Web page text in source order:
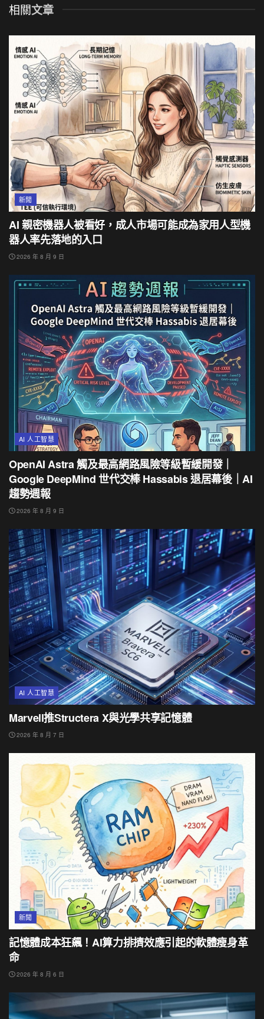
相關文章
新聞
AI 親密機器人被看好，成人市場可能成為家用人型機
器人率先落地的入口
2026 年 8 月 9 日
AI 人工智慧
OpenAI Astra 觸及最高網路風險等級暫緩開發｜
Google DeepMind 世代交棒 Hassabis 退居幕後｜AI
趨勢週報
2026 年 8 月 9 日
AI 人工智慧
Marvell推Structera X與光學共享記憶體
2026 年 8 月 7 日
新聞
記憶體成本狂飆！AI算力排擠效應引起的軟體瘦身革
命
2026 年 8 月 6 日